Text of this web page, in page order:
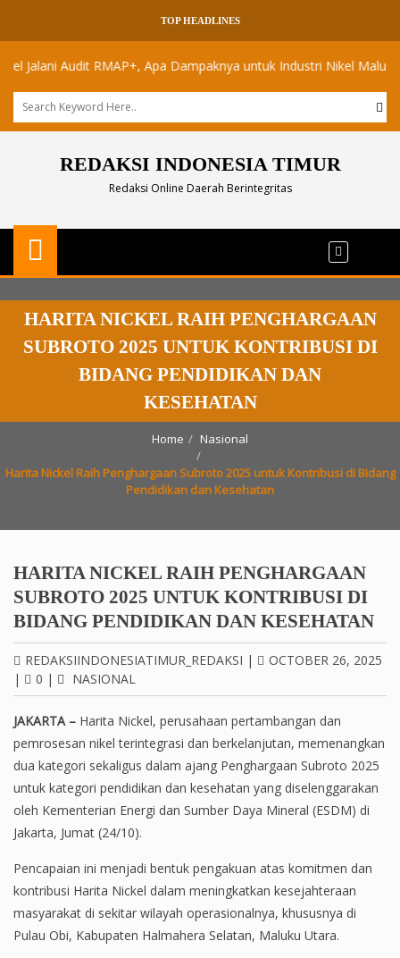
TOP HEADLINES
Audit RMAP+, Apa Dampaknya untuk Industri Nikel Maluku Utara?
REDAKSI INDONESIA TIMUR
Redaksi Online Daerah Berintegritas
HARITA NICKEL RAIH PENGHARGAAN
SUBROTO 2025 UNTUK KONTRIBUSI DI
BIDANG PENDIDIKAN DAN
KESEHATAN
Home Nasional
Harita Nickel Raih Penghargaan Subroto 2025 untuk Kontribusi di Bidang
Pendidikan dan Kesehatan
HARITA NICKEL RAIH PENGHARGAAN
SUBROTO 2025 UNTUK KONTRIBUSI DI
BIDANG PENDIDIKAN DAN KESEHATAN
REDAKSIINDONESIATIMUR_REDAKSI |
OCTOBER 26, 2025
|
0 | NASIONAL
JAKARTA – Harita Nickel, perusahaan pertambangan dan
pemrosesan nikel terintegrasi dan berkelanjutan, memenangkan
dua kategori sekaligus dalam ajang Penghargaan Subroto 2025
untuk kategori pendidikan dan kesehatan yang diselenggarakan
oleh Kementerian Energi dan Sumber Daya Mineral (ESDM) di
Jakarta, Jumat (24/10).
Pencapaian ini menjadi bentuk pengakuan atas komitmen dan
kontribusi Harita Nickel dalam meningkatkan kesejahteraan
masyarakat di sekitar wilayah operasionalnya, khususnya di
Pulau Obi, Kabupaten Halmahera Selatan, Maluku Utara.